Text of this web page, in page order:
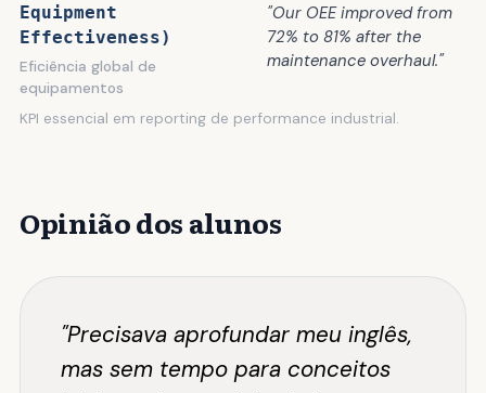
Equipment
Effectiveness)
Eficiência global de
equipamentos
"Our OEE improved from
72% to 81% after the
maintenance overhaul."
KPI essencial em reporting de performance industrial.
Opinião dos alunos
"Precisava aprofundar meu inglês,
mas sem tempo para conceitos